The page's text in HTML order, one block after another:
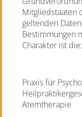
Mitgliedstaaten
geltenden
Bestimmungen
Charakter ist die:
Praxis für
Atemtherapie